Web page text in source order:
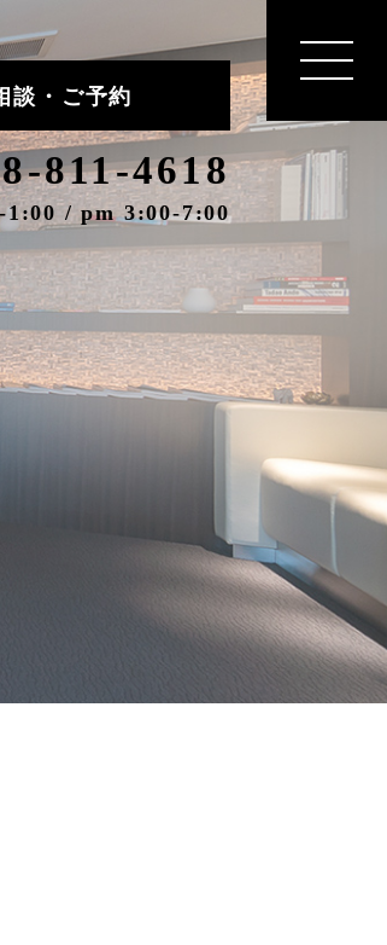
談・ご予約
811-4618
1:00 / pm 3:00-7:00